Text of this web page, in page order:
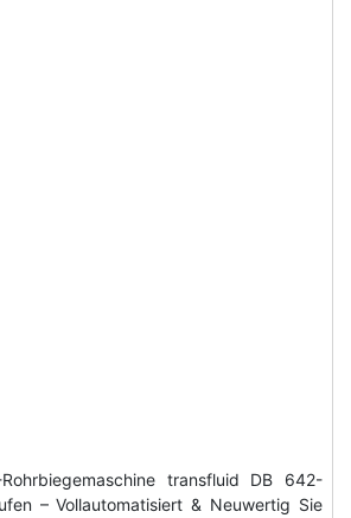
transfluid DB 642-
– Vollautomatisiert & Neuwertig Sie